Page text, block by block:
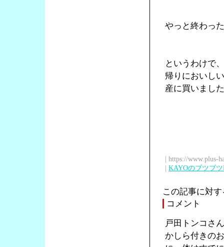
やっと終わっ
というわけで
帰りにおいし
産に買いまし
| https://www.plus-
| KAYOのブツブ
この記事に対
コメント
戸田トンコさ
かしら付きの